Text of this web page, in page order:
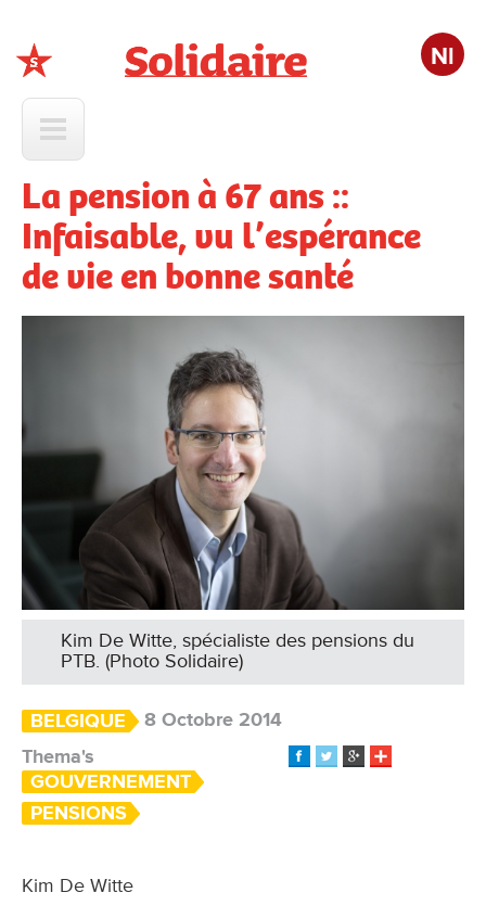
Nl
La pension à 67 ans ::
Infaisable, vu l’espérance
de vie en bonne santé
Kim De Witte, spécialiste des pensions du
PTB. (Photo Solidaire)
BELGIQUE
8 Octobre 2014
Thema's
GOUVERNEMENT
PENSIONS
Kim De Witte